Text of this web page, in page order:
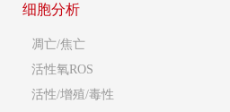
细胞分析
凋亡/焦亡
活性氧ROS
活性/增殖/毒性